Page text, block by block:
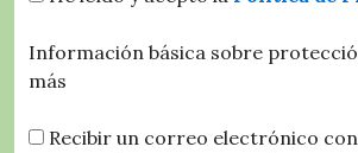
Información básica sobre
más
Recibir un correo electrónico